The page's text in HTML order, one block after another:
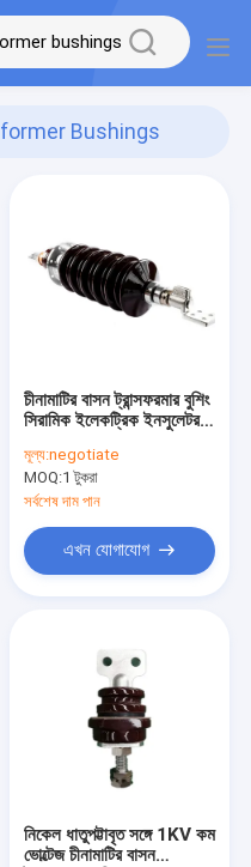
Bushings
চীনামাটির বাসন ট্রান্সফরমার বুশিং
সিরামিক ইলেকট্রিক ইনসুলেটর
মূল্য:negotiate
MOQ:1 টুকরা
সর্বশেষ দাম পান
এখন যোগাযোগ
নিকেল ধাতুপট্টাবৃত সঙ্গে 1KV কম
ভোল্টেজ চীনামাটির বাসন